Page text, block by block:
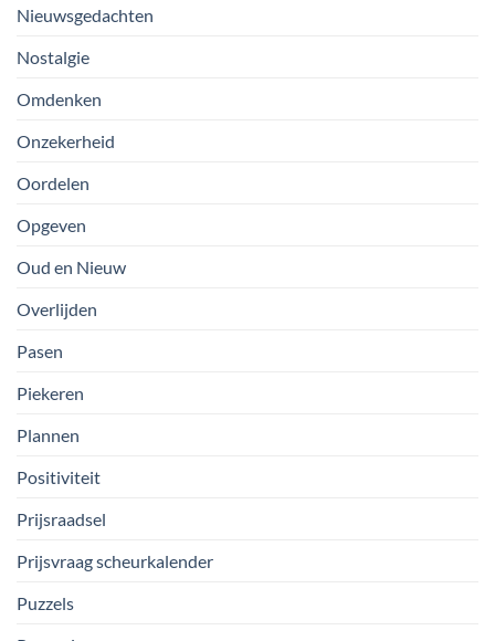
Nieuwsgedachten
Nostalgie
Omdenken
Onzekerheid
Oordelen
Opgeven
Oud en Nieuw
Overlijden
Pasen
Piekeren
Plannen
Positiviteit
Prijsraadsel
Prijsvraag scheurkalender
Puzzels